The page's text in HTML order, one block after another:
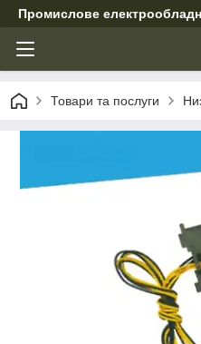
Промислове
Товари та послуги